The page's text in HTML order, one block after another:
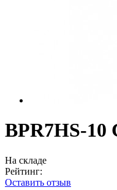
BPR7HS-10
На складе
Рейтинг:
Оставить отзыв